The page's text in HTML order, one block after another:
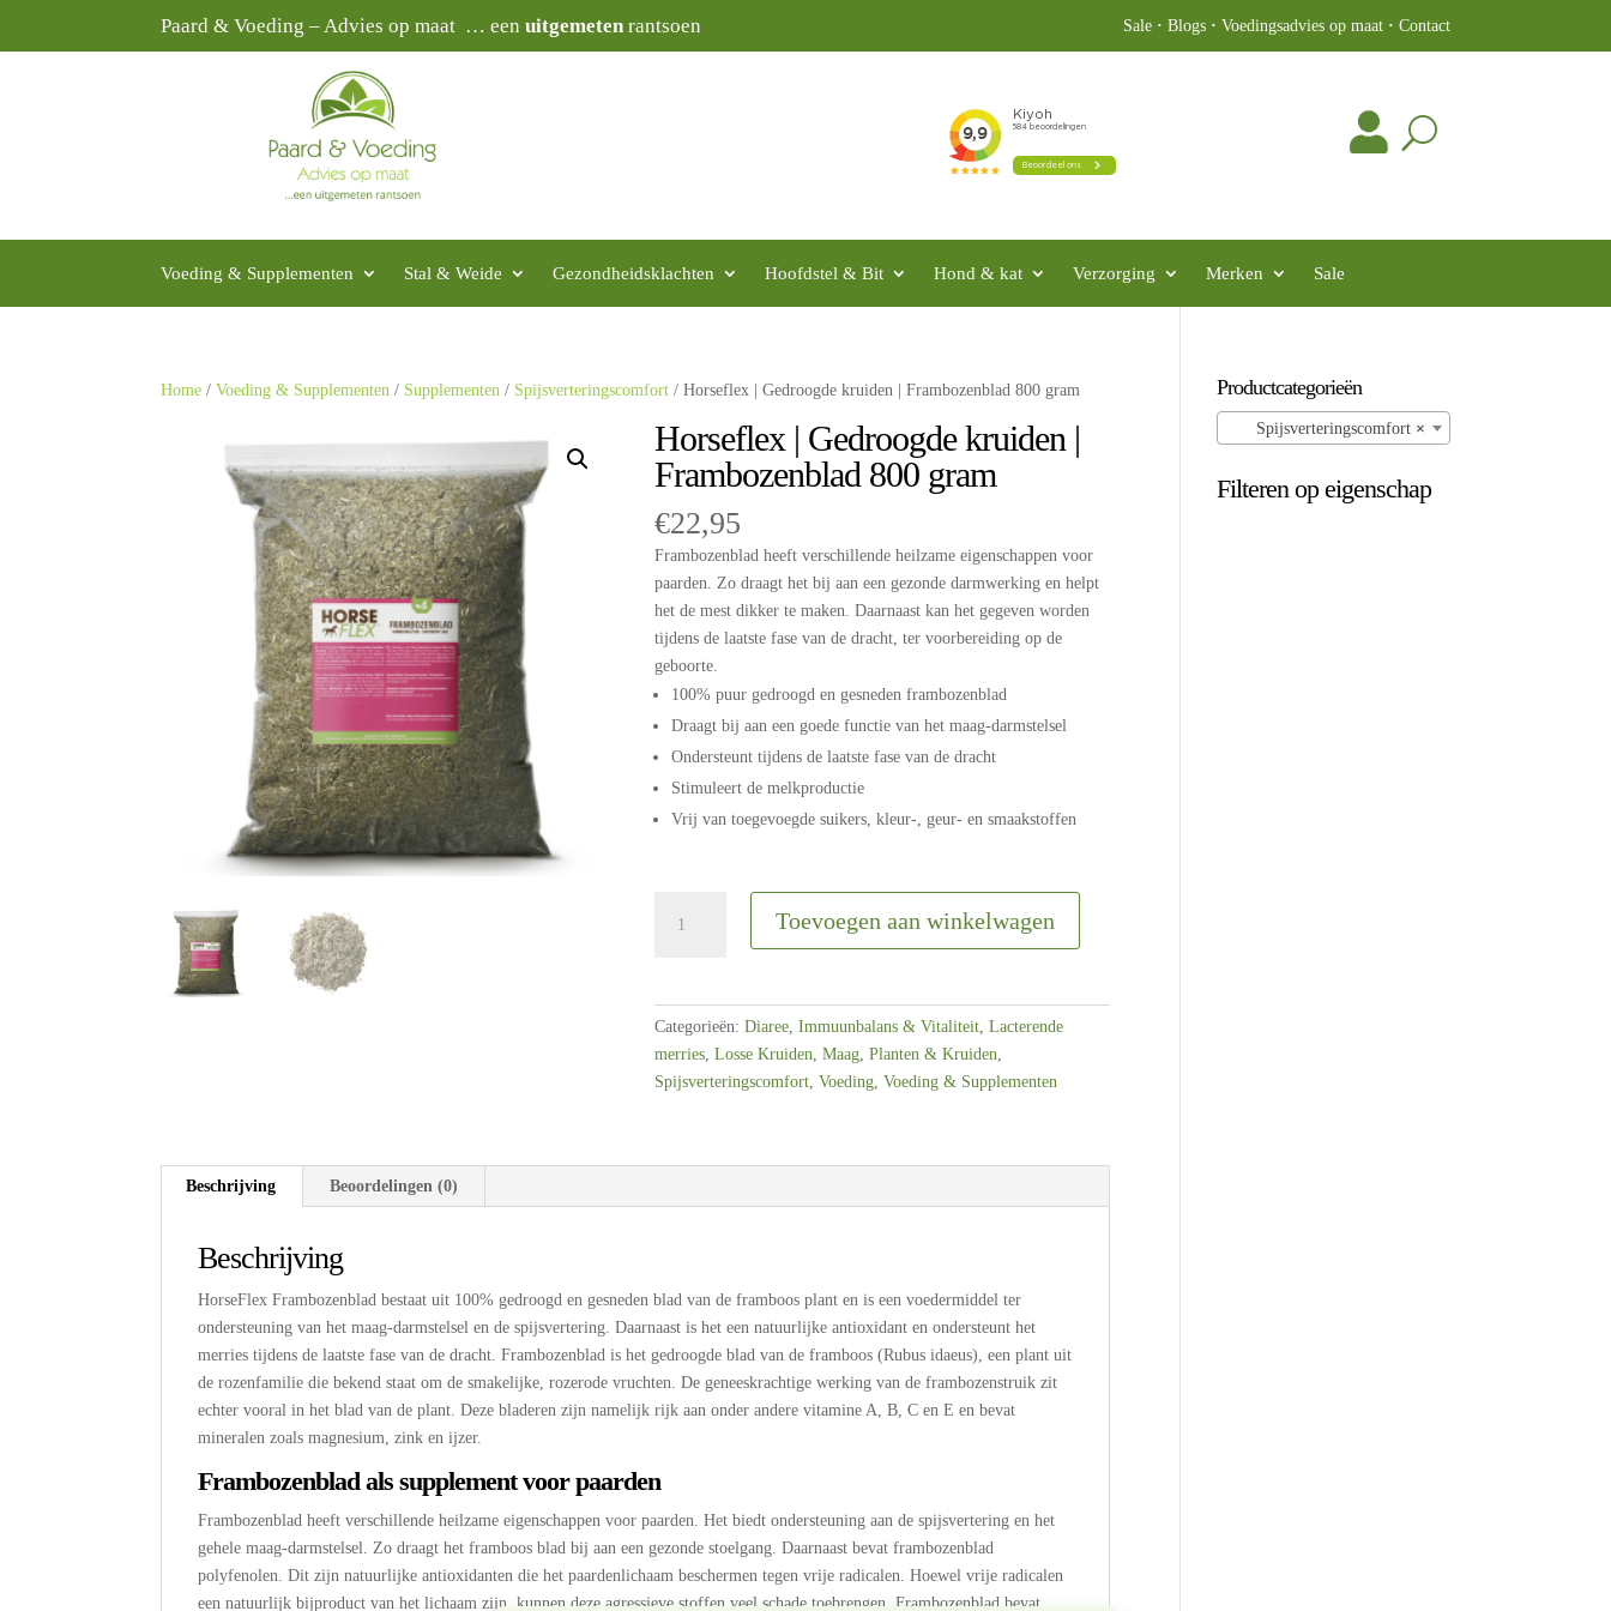
Paard & Voeding – Advies op maat … eenuitgemetenrantsoen Sale· Blogs· Voedingsadvies op maat· Contact
Voeding & Supplementen Stal & Weide Gezondheidsklachten Hoofdstel & Bit Hond & kat Verzorging Merken Sale
Home /Voeding & Supplementen / Supplementen / Spijsverteringscomfort / Horseflex | Gedroogde kruiden | Frambozenblad 800 gram
Horseflex | Gedroogde kruiden |
Frambozenblad 800 gram
€22,95
Frambozenblad heeft verschillende heilzame eigenschappen voor
paarden. Zo draagt het bij aan een gezonde darmwerking en helpt
het de mest dikker te maken. Daarnaast kan het gegeven worden
tijdens de laatste fase van de dracht, ter voorbereiding op de
geboorte.
100% puur gedroogd en gesneden frambozenblad
Draagt bij aan een goede functie van het maag-darmstelsel
Ondersteunt tijdens de laatste fase van de dracht
Stimuleert de melkproductie
Vrij van toegevoegde suikers, kleur-, geur- en smaakstoffen
Toevoegen aan winkelwagen
Categorieën:Diaree,Immuunbalans & Vitaliteit,Lacterende
merries,Losse Kruiden,Maag,Planten & Kruiden,
Spijsverteringscomfort,Voeding,Voeding & Supplementen
Beschrijving Beoordelingen (0)
Beschrijving
HorseFlex Frambozenblad bestaat uit 100% gedroogd en gesneden blad van de framboos plant en is een voedermiddel ter
ondersteuning van het maag-darmstelsel en de spijsvertering. Daarnaast is het een natuurlijke antioxidant en ondersteunt het
merries tijdens de laatste fase van de dracht. Frambozenblad is het gedroogde blad van de framboos (Rubus idaeus), een plant uit
de rozenfamilie die bekend staat om de smakelijke, rozerode vruchten. De geneeskrachtige werking van de frambozenstruik zit
echter vooral in het blad van de plant. Deze bladeren zijn namelijk rijk aan onder andere vitamine A, B, C en E en bevat
mineralen zoals magnesium, zink en ijzer.
Frambozenblad als supplement voor paarden
Frambozenblad heeft verschillende heilzame eigenschappen voor paarden. Het biedt ondersteuning aan de spijsvertering en het
gehele maag-darmstelsel. Zo draagt het framboos blad bij aan een gezonde stoelgang. Daarnaast bevat frambozenblad
polyfenolen. Dit zijn natuurlijke antioxidanten die het paardenlichaam beschermen tegen vrije radicalen. Hoewel vrije radicalen
een natuurlijk bijproduct van het lichaam zijn, kunnen deze agressieve stoffen veel schade toebrengen. Frambozenblad bevat
Productcategorieën
×
Spijsverteringscomfort
Filteren op eigenschap